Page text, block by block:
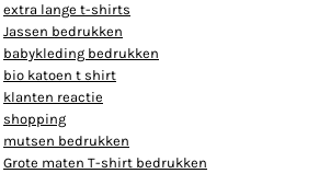
extra lange t-shirts
Jassen bedrukken
babykleding bedrukken
bio katoen t shirt
klanten reactie
shopping
mutsen bedrukken
Grote maten T-shirt bedrukken